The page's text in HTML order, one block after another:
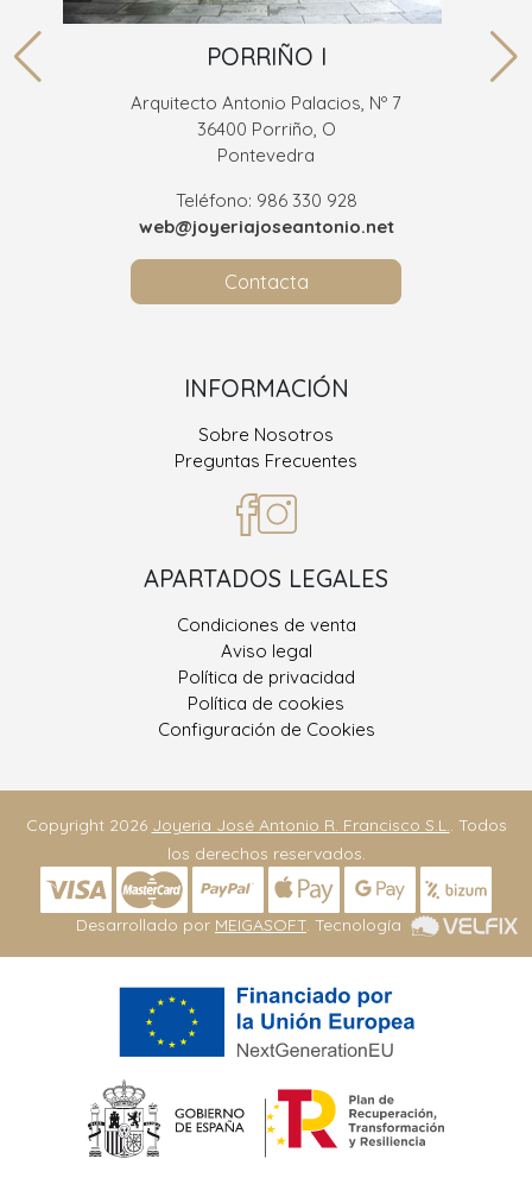
PORRIÑO I
Arquitecto Antonio Palacios, Nº 7
36400 Porriño, O
Pontevedra
Teléfono: 986 330 928
web@joyeriajoseantonio.net
Contacta
INFORMACIÓN
Sobre Nosotros
Preguntas Frecuentes
APARTADOS LEGALES
Condiciones de venta
Aviso legal
Política de privacidad
Política de cookies
Configuración de Cookies
Copyright 2026 Joyeria José Antonio R. Francisco S.L.. Todos
los derechos reservados.
Desarrollado por MEIGASOFT . Tecnología